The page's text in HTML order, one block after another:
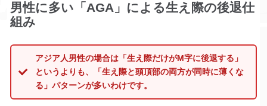
男性に多い「AGA」による生え際の後退仕
組み
アジア人男性の場合は「生え際だけがM字に後退する」
というよりも、「生え際と頭頂部の両方が同時に薄くな
る」パターンが多いわけです。